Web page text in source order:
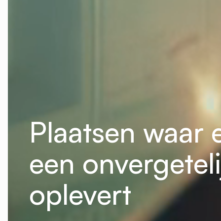
Plaatsen waar
een
oplevert